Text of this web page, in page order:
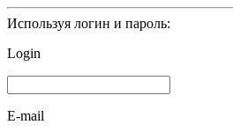
Используя логин и пароль:
Login
E-mail